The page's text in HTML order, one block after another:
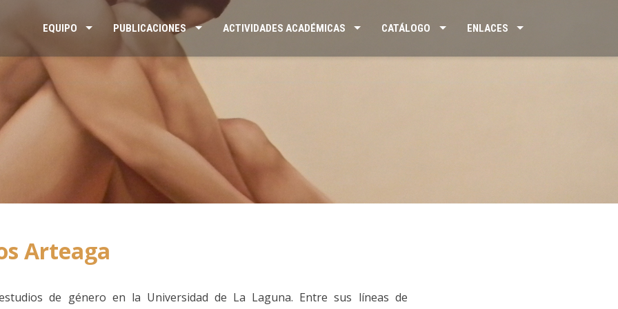
EQUIPO PUBLICACIONES ACTIVIDADES ACADÉMICAS CATÁLOGO ENLACES
Arteaga
de género en la Universidad de La Laguna. Entre sus líneas de